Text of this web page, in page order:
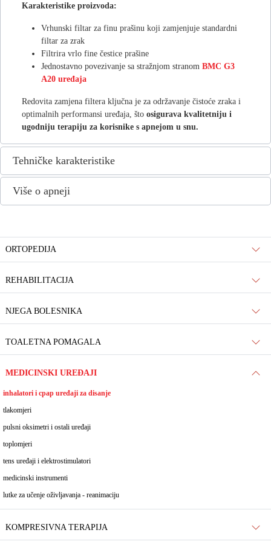
ORTOPEDIJA
REHABILITACIJA
NJEGA BOLESNIKA
TOALETNA POMAGALA
MEDICINSKI UREĐAJI
inhalatori i cpap uređaji za disanje
tlakomjeri
pulsni oksimetri i ostali uređaji
toplomjeri
tens uređaji i elektrostimulatori
medicinski instrumenti
lutke za učenje oživljavanja - reanimaciju
KOMPRESIVNA TERAPIJA
Karakteristike proizvoda:
Vrhunski filtar za finu prašinu koji zamjenjuje standardni
filtar za zrak
Filtrira vrlo fine čestice prašine
Jednostavno povezivanje sa stražnjom stranom BMC G3
A20 uređaja
Redovita zamjena filtera ključna je za održavanje čistoće zraka i
optimalnih performansi uređaja, što osigurava kvalitetniju i
ugodniju terapiju za korisnike s apnejom u snu.
Tehničke karakteristike
Više o apneji